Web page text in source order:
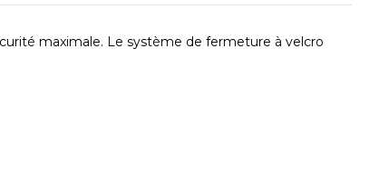
maximale. Le système de fermeture à velcro